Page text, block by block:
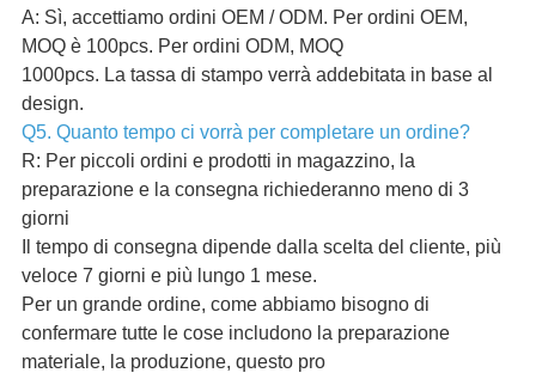
A: Sì, accettiamo ordini OEM / ODM. Per ordini OEM,
MOQ è 100pcs. Per ordini ODM, MOQ
1000pcs. La tassa di stampo verrà addebitata in base al
design.
Q5. Quanto tempo ci vorrà per completare un ordine?
R: Per piccoli ordini e prodotti in magazzino, la
preparazione e la consegna richiederanno meno di 3
giorni
Il tempo di consegna dipende dalla scelta del cliente, più
veloce 7 giorni e più lungo 1 mese.
Per un grande ordine, come abbiamo bisogno di
confermare tutte le cose includono la preparazione
materiale, la produzione, questo pro